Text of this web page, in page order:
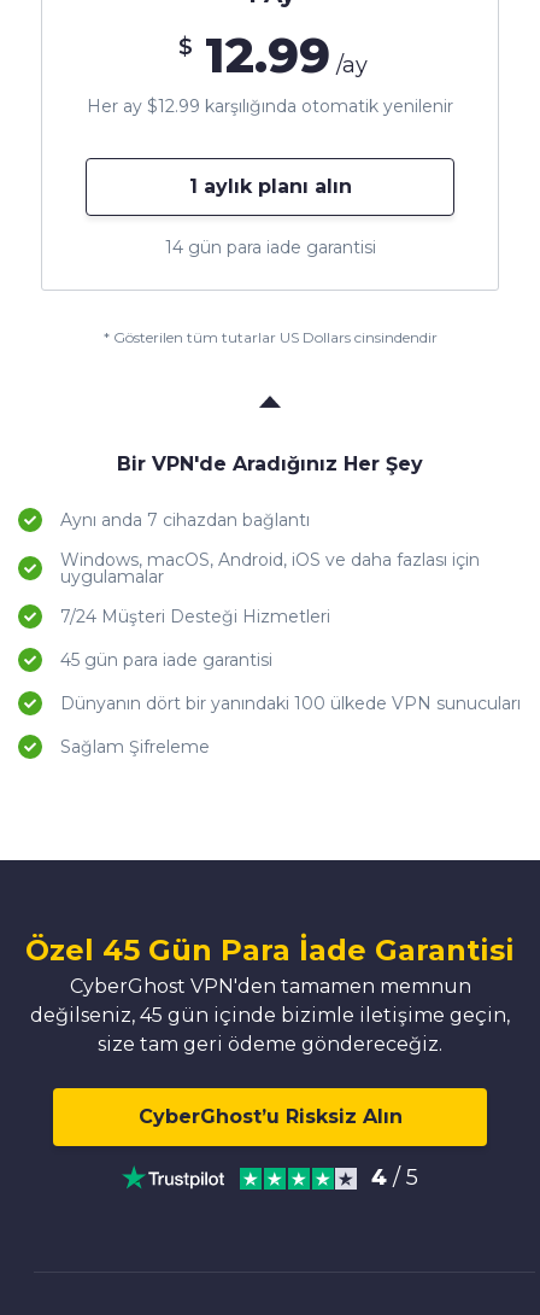
$ 12.99 /ay
Her ay $12.99 karşılığında otomatik yenilenir
1 aylık planı alın
14 gün para iade garantisi
* Gösterilen tüm tutarlar US Dollars cinsindendir
Bir VPN'de Aradığınız Her Şey
Aynı anda 7 cihazdan bağlantı
Windows, macOS, Android, iOS ve daha fazlası için
uygulamalar
7/24 Müşteri Desteği Hizmetleri
45 gün para iade garantisi
Dünyanın dört bir yanındaki 100 ülkede VPN sunucuları
Sağlam Şifreleme
Özel 45 Gün Para İade Garantisi
CyberGhost VPN'den tamamen memnun
değilseniz, 45 gün içinde bizimle iletişime geçin,
size tam geri ödeme göndereceğiz.
CyberGhost’u Risksiz Alın
4 / 5